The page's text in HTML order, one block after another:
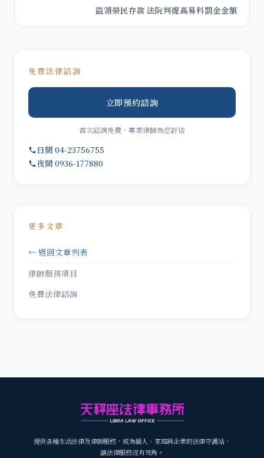
盜領榮民存款 法院判提高易科罰金金額
免費法律諮詢
立即預約諮詢
首次諮詢免費，專業律師為您評估
日間 04-23756755
夜間 0936-177880
更多文章
← 返回文章列表
律師服務項目
免費法律諮詢
提供各種生活法律及律師服務，成為個人、家庭與企業的法律守護站，
讓法律服務沒有死角。